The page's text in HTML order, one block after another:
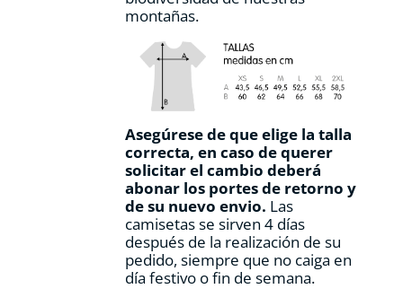
montañas.
Asegúrese de que elige la talla
correcta, en caso de querer
solicitar el cambio deberá
abonar los portes de retorno y
de su nuevo envio. Las
camisetas se sirven 4 días
después de la realización de su
pedido, siempre que no caiga en
día festivo o fin de semana.